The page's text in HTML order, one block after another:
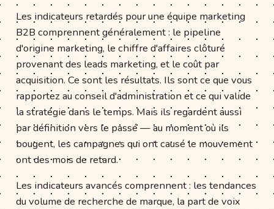
Les indicateurs retardés pour une équipe marketing
B2B comprennent généralement : le pipeline
d'origine marketing, le chiffre d'affaires clôturé
provenant des leads marketing, et le coût par
acquisition. Ce sont les résultats. Ils sont ce que vous
rapportez au conseil d'administration et ce qui valide
la stratégie dans le temps. Mais ils regardent aussi
par définition vers le passé — au moment où ils
bougent, les campagnes qui ont causé le mouvement
ont des mois de retard.
Les indicateurs avancés comprennent : les tendances
du volume de recherche de marque, la part de voix